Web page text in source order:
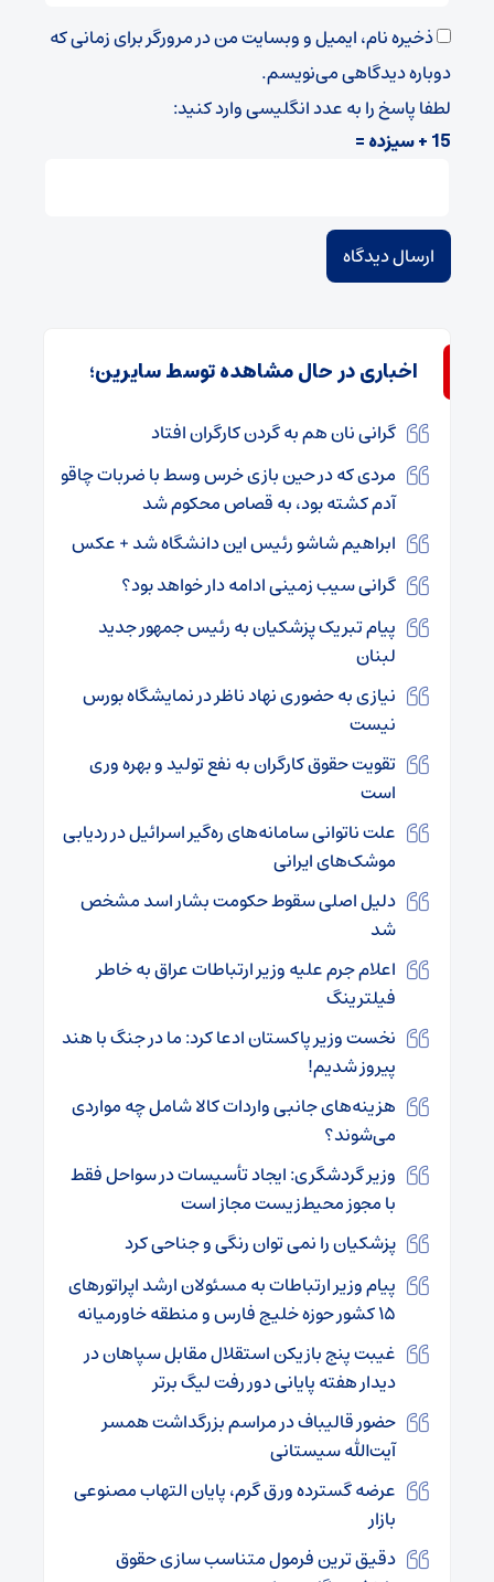
ذخیره نام، ایمیل و وبسایت من در مرورگر برای زمانی که
دوباره دیدگاهی می‌نویسم.
لطفا پاسخ را به عدد انگلیسی وارد کنید:
15 + سیزده =
اخباری در حال مشاهده توسط سایرین؛
گرانی نان هم به گردن کارگران افتاد
مردی که در حین بازی خرس وسط با ضربات چاقو
آدم کشته بود، به قصاص محکوم شد
ابراهیم شاشو رئیس این دانشگاه شد + عکس
گرانی سیب زمینی ادامه دار خواهد بود؟
پیام تبریک پزشکیان به رئیس جمهور جدید
لبنان
نیازی به حضوری نهاد ناظر در نمایشگاه بورس
نیست
تقویت حقوق کارگران به نفع تولید و بهره وری
است
علت ناتوانی سامانه‌های ره‌گیر اسرائیل در ردیابی
موشک‌های ایرانی
دلیل اصلی سقوط حکومت بشار اسد مشخص
شد
اعلام جرم علیه وزیر ارتباطات عراق به خاطر
فیلترینگ
نخست وزیر پاکستان ادعا کرد: ما در جنگ با هند
پیروز شدیم!
هزینه‌های جانبی واردات کالا شامل چه مواردی
می‌شوند؟
وزیر گردشگری: ایجاد تأسیسات در سواحل فقط
با مجوز محیط‌زیست مجاز است
پزشکیان را نمی توان رنگی و جناحی کرد
پیام وزیر ارتباطات به مسئولان ارشد اپراتورهای
۱۵ کشور حوزه خلیج فارس و منطقه خاورمیانه
غیبت پنج بازیکن استقلال مقابل سپاهان در
دیدار هفته پایانی دور رفت لیگ برتر
حضور قالیباف در مراسم بزرگداشت همسر
آیت‌الله سیستانی
عرضه گسترده ورق گرم، پایان التهاب مصنوعی
بازار
دقیق ترین فرمول متناسب سازی حقوق